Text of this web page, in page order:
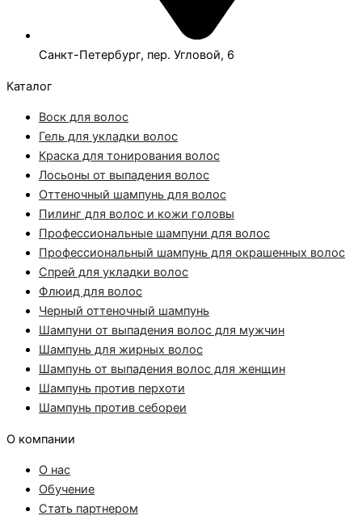
Санкт-Петербург, пер. Угловой, 6
Каталог
Воск для волос
Гель для укладки волос
Краска для тонирования волос
Лосьоны от выпадения волос
Оттеночный шампунь для волос
Пилинг для волос и кожи головы
Профессиональные шампуни для волос
Профессиональный шампунь для окрашенных волос
Спрей для укладки волос
Флюид для волос
Черный оттеночный шампунь
Шампуни от выпадения волос для мужчин
Шампунь для жирных волос
Шампунь от выпадения волос для женщин
Шампунь против перхоти
Шампунь против себореи
О компании
О нас
Обучение
Стать партнером